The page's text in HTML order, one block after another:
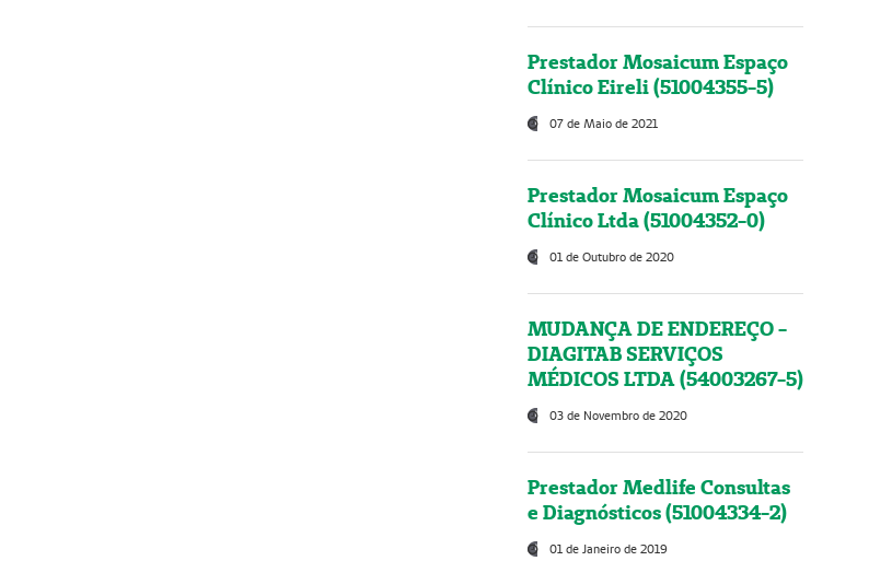
Prestador Mosaicum Espaço
Clínico Eireli (51004355-5)
07 de Maio de 2021
Prestador Mosaicum Espaço
Clínico Ltda (51004352-0)
01 de Outubro de 2020
MUDANÇA DE ENDEREÇO -
DIAGITAB SERVIÇOS
MÉDICOS LTDA (54003267-5)
03 de Novembro de 2020
Prestador Medlife Consultas
e Diagnósticos (51004334-2)
01 de Janeiro de 2019